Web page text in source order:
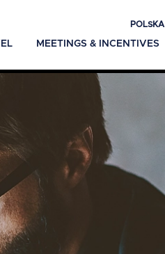
POLSKA
MEETINGS & INCENTIVES